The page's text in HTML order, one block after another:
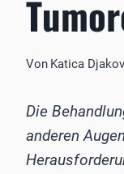
Von Katica
Die
anderen